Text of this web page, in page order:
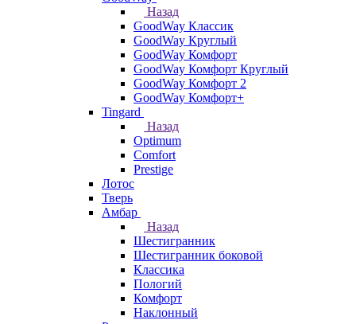
Назад
GoodWay Классик
GoodWay Круглый
GoodWay Комфорт
GoodWay Комфорт Круглый
GoodWay Комфорт 2
GoodWay Комфорт+
Tingard
Назад
Optimum
Comfort
Prestige
Лотос
Тверь
Амбар
Назад
Шестигранник
Шестигранник боковой
Классика
Пологий
Комфорт
Наклонный